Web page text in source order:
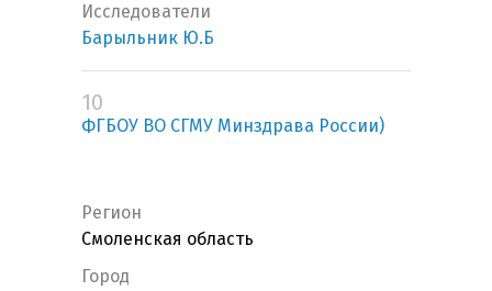
Исследователи
Барыльник Ю.Б
10
ФГБОУ ВО СГМУ Минздрава России)
Регион
Смоленская область
Город